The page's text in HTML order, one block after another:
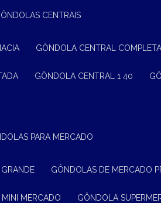
GÔNDOLAS CENTRAIS
GÔNDOLA CENTRAL COMPLETA
GÔNDOLA CENTRAL 1 40
PARA MERCADO
GRANDE GÔNDOLAS DE MERCADO
MINI MERCADO GÔNDOLA